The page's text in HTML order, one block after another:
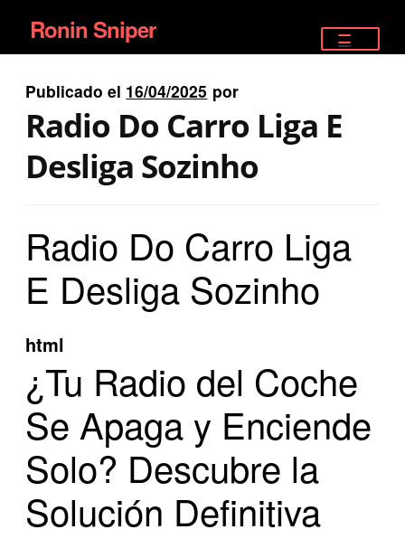
Ir
a
la
navegación
Ir
al
contenido
Ronin Sniper
EQUIPAMIENTO ÉLITE
PISTOLAS
SATELITALES
Publicado el 16/04/2025 por
Radio Do Carro Liga E
Desliga Sozinho
Radio Do Carro Liga
E Desliga Sozinho
html
¿Tu Radio del Coche
Se Apaga y Enciende
Solo? Descubre la
Solución Definitiva